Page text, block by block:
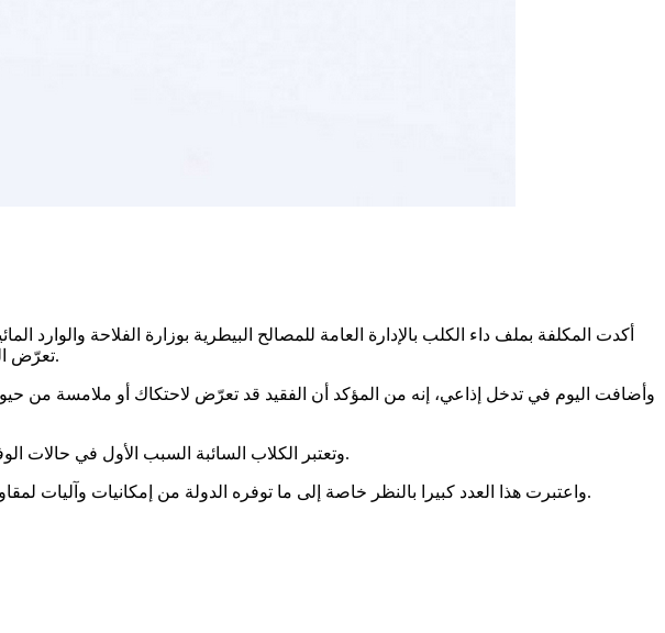
أكدت المكلفة بملف داء الكلب بالإدارة العامة للمصالح البيطرية بوزارة الفلاحة
تعرّض الشخص المتوفي لأي اعتداء من حيوان غير صحيح، موضحة أنه لا يمكن الحديث عن وفاة دون التعرّض لاعتداء حيواني.
وأضافت اليوم في تدخل إذاعي، إنه من المؤكد أن الفقيد قد تعرّض لاحتكاك أو ملامسة
وتعتبر الكلاب السائبة السبب الأول في حالات الوفاة الناجمة عن داء الكلب، حيث سجلت سنة 2024 وفاة 10 أشخاص في تونس بهذا الفيروس، وفق ما ذكرته آمنة برو.
واعتبرت هذا العدد كبيرا بالنظر خاصة إلى ما توفره الدولة من إمكانيات وآليات لمقاومة هذا الداء منذ عشرات السنين، وشدّدت على أن التلقيح هو مجاني، داعية إلى ضرورة الإقبال على تلقيح الحيوانات.